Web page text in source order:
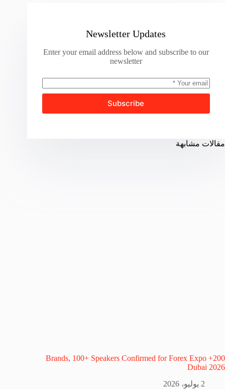
Newsletter Updates
Enter your email address below and subscribe to our
newsletter
Subscribe
مقالات مشابهة
200+ Brands, 100+ Speakers Confirmed for Forex Expo
Dubai 2026
2 يوليو، 2026